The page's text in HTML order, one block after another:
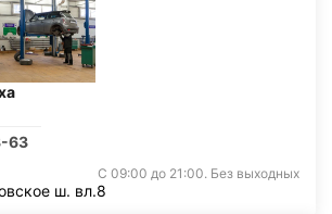
63
С 09:00 до 21:00. Без выходных
ш. вл.8